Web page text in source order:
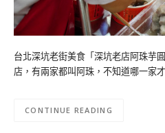
台北深坑老街美食「深坑老店阿珠芋
店，有兩家都叫阿珠，不知道哪一家
CONTINUE READING